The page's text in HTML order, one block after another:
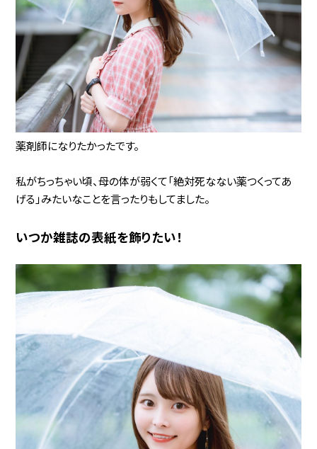
薬剤師になりたかったです。
私がちっちゃい頃、母の体が弱くて「絶対死なない薬つくってあ
げる」みたいなことを言ったりもしてました。
いつか雑誌の表紙を飾りたい！